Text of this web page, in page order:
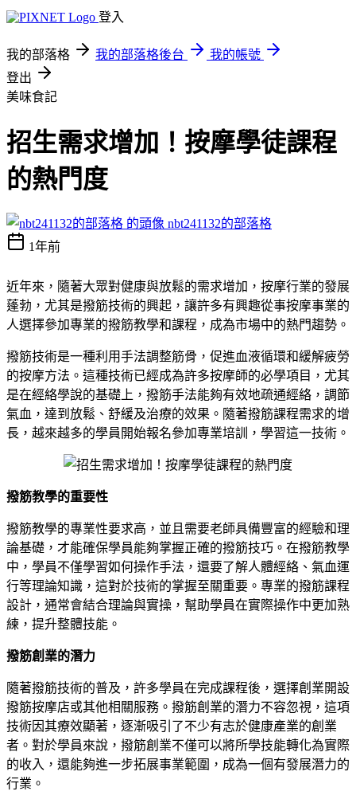
登入
我的部落格 我的部落格後台
我的帳號
登出
美味食記
招生需求增加！按摩學徒課程
的熱門度
nbt241132的部落格
1年前
近年來，隨著大眾對健康與放鬆的需求增加，按摩行業的發展
蓬勃，尤其是撥筋技術的興起，讓許多有興趣從事按摩事業的
人選擇參加專業的撥筋教學和課程，成為市場中的熱門趨勢。
撥筋技術是一種利用手法調整筋骨，促進血液循環和緩解疲勞
的按摩方法。這種技術已經成為許多按摩師的必學項目，尤其
是在經絡學說的基礎上，撥筋手法能夠有效地疏通經絡，調節
氣血，達到放鬆、舒緩及治療的效果。隨著撥筋課程需求的增
長，越來越多的學員開始報名參加專業培訓，學習這一技術。
撥筋教學的重要性
撥筋教學的專業性要求高，並且需要老師具備豐富的經驗和理
論基礎，才能確保學員能夠掌握正確的撥筋技巧。在撥筋教學
中，學員不僅學習如何操作手法，還要了解人體經絡、氣血運
行等理論知識，這對於技術的掌握至關重要。專業的撥筋課程
設計，通常會結合理論與實操，幫助學員在實際操作中更加熟
練，提升整體技能。
撥筋創業的潛力
隨著撥筋技術的普及，許多學員在完成課程後，選擇創業開設
撥筋按摩店或其他相關服務。撥筋創業的潛力不容忽視，這項
技術因其療效顯著，逐漸吸引了不少有志於健康產業的創業
者。對於學員來說，撥筋創業不僅可以將所學技能轉化為實際
的收入，還能夠進一步拓展事業範圍，成為一個有發展潛力的
行業。